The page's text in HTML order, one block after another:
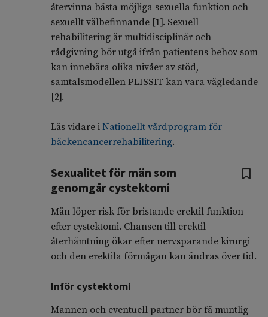
återvinna bästa möjliga sexuella funktion och
sexuellt välbefinnande [1]. Sexuell
rehabilitering är multidisciplinär och
rådgivning bör utgå ifrån patientens behov som
kan innebära olika nivåer av stöd,
samtalsmodellen PLISSIT kan vara vägledande
[2].
Läs vidare i Nationellt vårdprogram för
bäckencancerrehabilitering.
Sexualitet för män som
genomgår cystektomi
Män löper risk för bristande erektil funktion
efter cystektomi. Chansen till erektil
återhämtning ökar efter nervsparande kirurgi
och den erektila förmågan kan ändras över tid.
Inför cystektomi
Mannen och eventuell partner bör få muntlig